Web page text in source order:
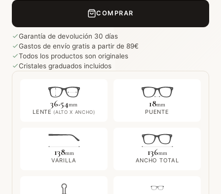
COMPRAR
Garantía de devolución 30 días
Gastos de envío gratis a partir de 89€
Todos los productos son originales
Cristales graduados incluidos
36×54mm
LENTE (ALTO X ANCHO)
18mm
PUENTE
138mm
VARILLA
136mm
ANCHO TOTAL